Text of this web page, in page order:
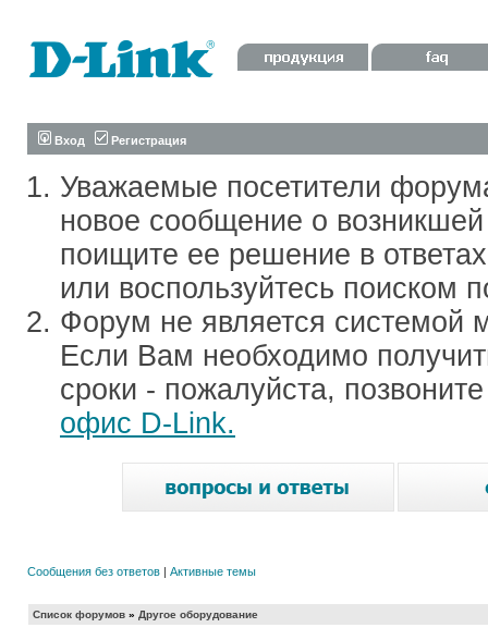
Вход Регистрация
Уважаемые посетители
новое сообщение о
поищите ее решение в
или воспользуйтесь поиском
Форум не является системой
Если Вам необходимо
сроки - пожалуйста,
офис D-Link.
Сообщения без ответов | Активные темы
Список форумов » Другое оборудование